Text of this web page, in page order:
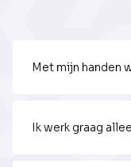
Met mijn handen
Ik werk graag